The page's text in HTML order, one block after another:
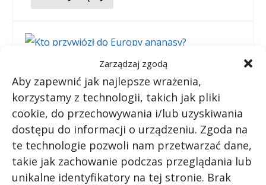
Zarządzaj zgodą
Aby zapewnić jak najlepsze wrażenia,
korzystamy z technologii, takich jak pliki
cookie, do przechowywania i/lub uzyskiwania
dostępu do informacji o urządzeniu. Zgoda na
te technologie pozwoli nam przetwarzać dane,
takie jak zachowanie podczas przeglądania lub
unikalne identyfikatory na tej stronie. Brak
Kto przywiózł do Europy ananasy?
Wysłane przez Czy wiecie, że... Owoce
Czy wiecie, że… Ananasy przywiózł do Europy
Krzysztof Kolumb w 1493 roku.